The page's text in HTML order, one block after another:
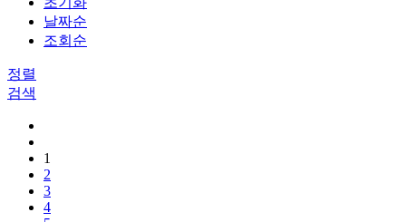
날짜순
조회순
정렬
검색
1
2
3
4